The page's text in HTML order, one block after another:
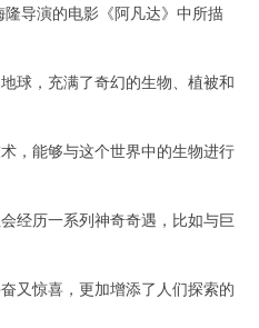
导演的电影《阿凡达》中所描
，充满了奇幻的生物、植被和
能够与这个世界中的生物进行
历一系列神奇奇遇，比如与巨
惊喜，更加增添了人们探索的